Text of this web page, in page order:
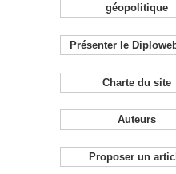
géopolitique
Présenter le
Charte du site
Auteurs
Proposer un